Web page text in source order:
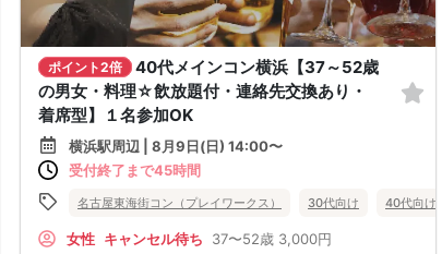
街コン 食事あり 神奈川県 横浜駅周辺 横浜
ポイント2倍
40代メインコン横浜【37～52歳
の男女・料理☆飲放題付・連絡先交換あり・
着席型】１名参加OK
横浜駅周辺 | 8月9日(日) 14:00〜
受付終了まで45時間
名古屋東海街コン（プレイワークス） 30代向け 40代向け
女性 キャンセル待ち 37〜52歳 3,000円